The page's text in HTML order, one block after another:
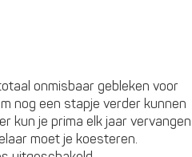
onmisbaar gebleken voor
nog een stapje verder kunnen
kun je prima elk jaar vervangen
moet je koesteren.